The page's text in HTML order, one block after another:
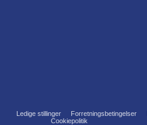
Ledige stillinger Forretningsbetingelser
Cookiepolitik